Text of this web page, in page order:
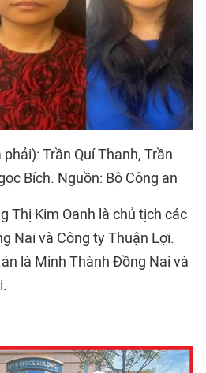
Trần Quí Thanh, Trần
Bích. Nguồn: Bộ Công an
Thị Kim Oanh là chủ tịch các
Nai và Công ty Thuận Lợi.
là Minh Thành Đồng Nai và